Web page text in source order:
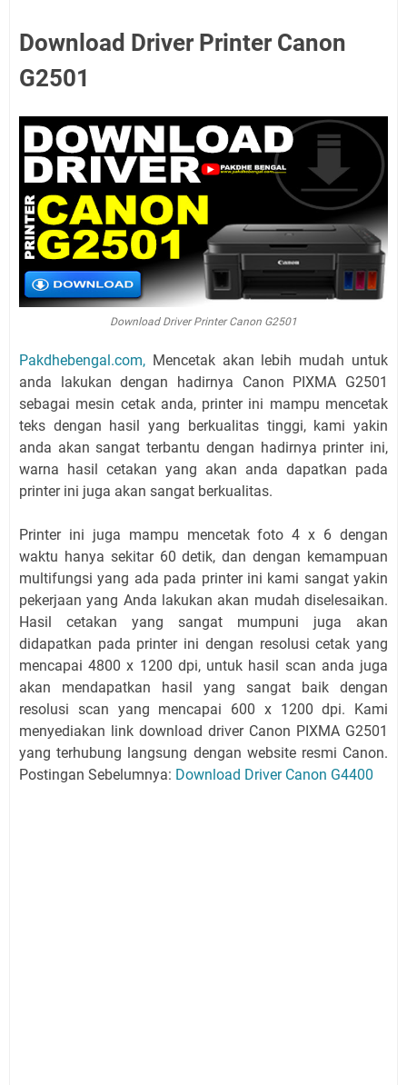
Download Driver Printer Canon
G2501
Download Driver Printer Canon G2501
Pakdhebengal.com, Mencetak akan lebih mudah untuk
anda lakukan dengan hadirnya Canon PIXMA G2501
sebagai mesin cetak anda, printer ini mampu mencetak
teks dengan hasil yang berkualitas tinggi, kami yakin
anda akan sangat terbantu dengan hadirnya printer ini,
warna hasil cetakan yang akan anda dapatkan pada
printer ini juga akan sangat berkualitas.
Printer ini juga mampu mencetak foto 4 x 6 dengan
waktu hanya sekitar 60 detik, dan dengan kemampuan
multifungsi yang ada pada printer ini kami sangat yakin
pekerjaan yang Anda lakukan akan mudah diselesaikan.
Hasil cetakan yang sangat mumpuni juga akan
didapatkan pada printer ini dengan resolusi cetak yang
mencapai 4800 x 1200 dpi, untuk hasil scan anda juga
akan mendapatkan hasil yang sangat baik dengan
resolusi scan yang mencapai 600 x 1200 dpi. Kami
menyediakan link download driver Canon PIXMA G2501
yang terhubung langsung dengan website resmi Canon.
Postingan Sebelumnya: Download Driver Canon G4400